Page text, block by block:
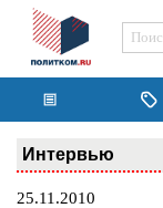
Интервью
25.11.2010